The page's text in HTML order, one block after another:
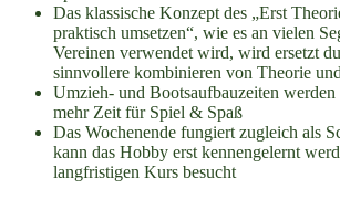
Das klassische Konzept des „Erst
praktisch umsetzen“, wie es an vielen
Vereinen verwendet wird, wird ersetzt
sinnvollere kombinieren von Theorie
Umzieh- und Bootsaufbauzeiten
mehr Zeit für Spiel & Spaß
Das Wochenende fungiert zugleich als
kann das Hobby erst kennengelernt
langfristigen Kurs besucht